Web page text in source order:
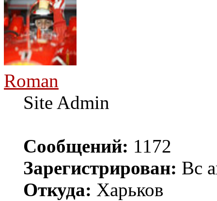
Roman
Site Admin
Сообщений: 1172
Зарегистрирован: Вс
Откуда: Харьков